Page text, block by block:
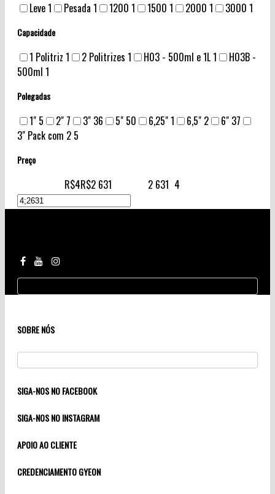
Leve1 Pesada 1 1200 1 1500 1 2000 1 3000 1
Capacidade
1 Politriz 1 2 Politrizes 1 H03 - 500ml e 1L1
H03B -
500ml 1
Polegadas
1" 5 2" 7 3" 36 5" 50 6,25"1 6,5" 2 6" 37
3" Pack com 2 5
Preço
R$4R$2 631 4
2 631
SOBRE NÓS
SIGA-NOS NO FACEBOOK
SIGA-NOS NO INSTAGRAM
APOIO AO CLIENTE
CREDENCIAMENTO GYEON